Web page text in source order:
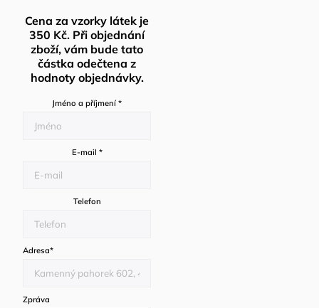
Cena za vzorky látek je
350 Kč. Při objednání
zboží, vám bude tato
částka odečtena z
hodnoty objednávky.
Jméno a příjmení *
E-mail *
Telefon
Adresa*
Zpráva